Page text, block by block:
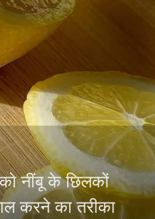
नींबू के छिलकों
करने का तरीका